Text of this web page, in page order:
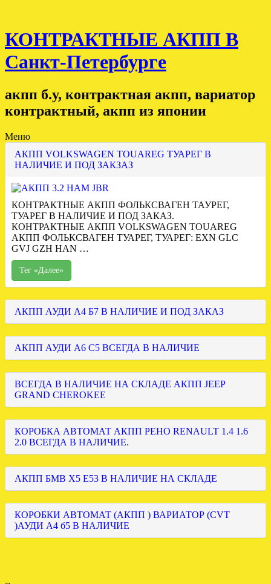
КОНТРАКТНЫЕ АКПП В
Санкт-Петербурге
акпп б.у, контрактная акпп, вариатор
контрактный, акпп из японии
Меню
АКПП VOLKSWAGEN TOUAREG ТУАРЕГ В
НАЛИЧИЕ И ПОД ЗАКЗАЗ
КОНТРАКТНЫЕ АКПП ФОЛЬКСВАГЕН ТАУРЕГ,
ТУАРЕГ В НАЛИЧИЕ И ПОД ЗАКАЗ.
КОНТРАКТНЫЕ АКПП VOLKSWAGEN TOUAREG
АКПП ФОЛЬКСВАГЕН ТУАРЕГ, ТУАРЕГ: EXN GLC
GVJ GZH HAN …
Тег «Далее»
АКПП АУДИ А4 Б7 В НАЛИЧИЕ И ПОД ЗАКАЗ
АКПП АУДИ А6 С5 ВСЕГДА В НАЛИЧИЕ
ВСЕГДА В НАЛИЧИЕ НА СКЛАДЕ АКПП JEEP
GRAND CHEROKEE
КОРОБКА АВТОМАТ АКПП РЕНО RENAULT 1.4 1.6
2.0 ВСЕГДА В НАЛИЧИЕ.
АКПП БМВ Х5 Е53 В НАЛИЧИЕ НА СКЛАДЕ
КОРОБКИ АВТОМАТ (АКПП ) ВАРИАТОР (CVT
)АУДИ А4 б5 В НАЛИЧИЕ